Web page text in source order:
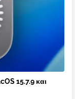
15.7.9 και